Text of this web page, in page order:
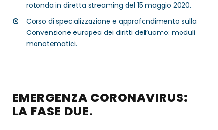
rotonda in diretta streaming del 15 maggio 2020.
Corso di specializzazione e approfondimento sulla
Convenzione europea dei diritti dell’uomo: moduli
monotematici.
EMERGENZA CORONAVIRUS:
LA FASE DUE.